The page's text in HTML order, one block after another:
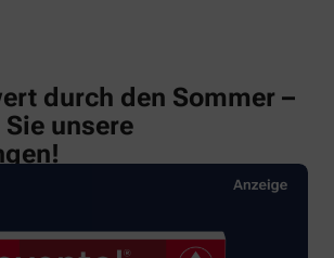
durch den Sommer –
unsere